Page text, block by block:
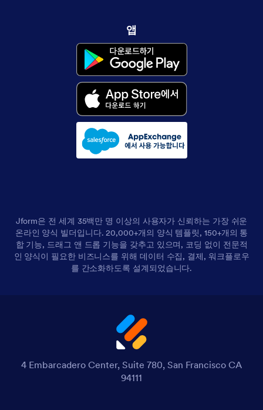
앱
Jform은 전 세계 35백만 명 이상의 사용자가 신뢰하는 가장 쉬운
온라인 양식 빌더입니다. 20,000+개의 양식 템플릿, 150+개의 통
합 기능, 드래그 앤 드롭 기능을 갖추고 있으며, 코딩 없이 전문적
인 양식이 필요한 비즈니스를 위해 데이터 수집, 결제, 워크플로우
를 간소화하도록 설계되었습니다.
4 Embarcadero Center, Suite 780, San Francisco CA
94111